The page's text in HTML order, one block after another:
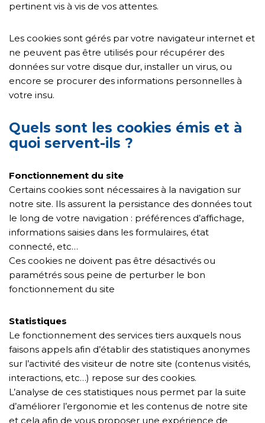
pertinent vis à vis de vos attentes.
Les cookies sont gérés par votre navigateur internet et
ne peuvent pas être utilisés pour récupérer des
données sur votre disque dur, installer un virus, ou
encore se procurer des informations personnelles à
votre insu.
Quels sont les cookies émis et à
quoi servent-ils ?
Fonctionnement du site
Certains cookies sont nécessaires à la navigation sur
notre site. Ils assurent la persistance des données tout
le long de votre navigation : préférences d’affichage,
informations saisies dans les formulaires, état
connecté, etc…
Ces cookies ne doivent pas être désactivés ou
paramétrés sous peine de perturber le bon
fonctionnement du site
Statistiques
Le fonctionnement des services tiers auxquels nous
faisons appels afin d’établir des statistiques anonymes
sur l’activité des visiteur de notre site (contenus visités,
interactions, etc…) repose sur des cookies.
L’analyse de ces statistiques nous permet par la suite
d’améliorer l’ergonomie et les contenus de notre site
et cela afin de vous proposer une expérience de